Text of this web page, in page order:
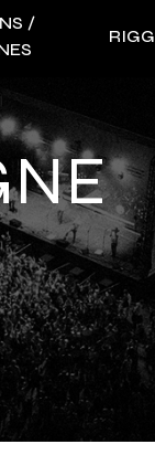
/
RIGG